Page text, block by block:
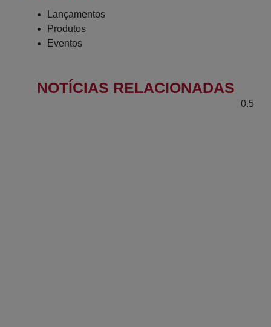
Lançamentos
Produtos
Eventos
NOTÍCIAS RELACIONADAS